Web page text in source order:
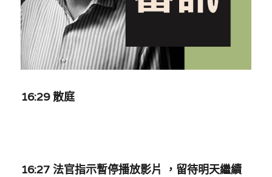
美西霸凌內幕
美西極權主義
真相直擊
極端暴恐實錄
朱庭萱專欄
莫綺琪專欄
黃萬成專欄
招國偉專欄
屠龍小隊案
黎智英案審訊
支聯會案
35+顛覆案
吃喝玩指南
休閒好介紹
親子
花生仔漫畫週記
關於我們
人才招聘
投稿熱線
商戶合作
搜索
繁體中文
繁體中文
16:29 散庭
16:27 法官指示暫停播放影片 ，留待明天繼續